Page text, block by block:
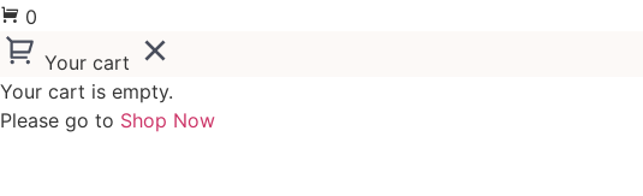
0
Your cart
Your cart is empty.
Please go to Shop Now